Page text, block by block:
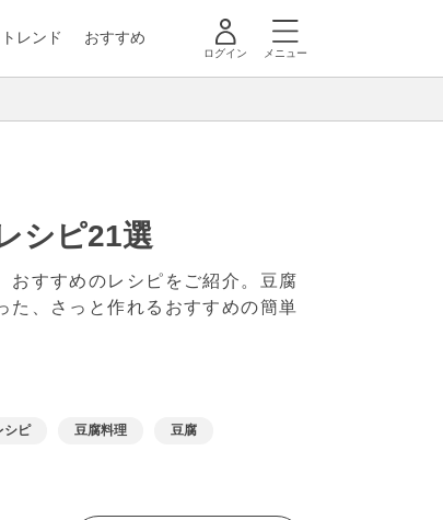
トレンド おすすめ
ログイン メニュー
シピ21選
おすすめのレシピをご紹介。豆腐
た、さっと作れるおすすめの簡単
シピ 豆腐料理 豆腐